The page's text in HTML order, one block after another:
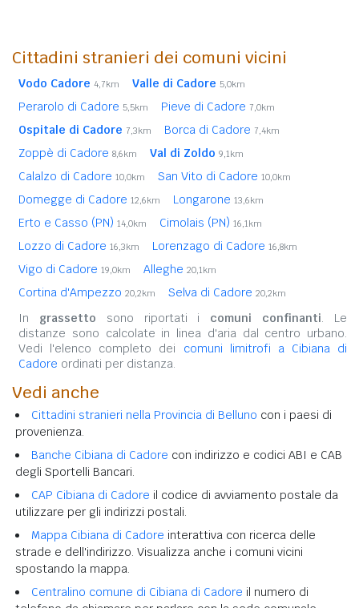
Cittadini stranieri dei comuni vicini
Vodo Cadore 4,7km Valle di Cadore 5,0km
Perarolo di Cadore 5,5km Pieve di Cadore 7,0km
Ospitale di Cadore 7,3km Borca di Cadore 7,4km
Zoppè di Cadore 8,6km Val di Zoldo 9,1km
Calalzo di Cadore 10,0km San Vito di Cadore 10,0km
Domegge di Cadore 12,6km Longarone 13,6km
Erto e Casso (PN) 14,0km Cimolais (PN) 16,1km
Lozzo di Cadore 16,3km Lorenzago di Cadore 16,8km
Vigo di Cadore 19,0km Alleghe 20,1km
Cortina d'Ampezzo 20,2km Selva di Cadore 20,2km
In grassetto sono riportati i comuni confinanti. Le
distanze sono calcolate in linea d'aria dal centro urbano.
Vedi l'elenco completo dei comuni limitrofi a Cibiana di
Cadore ordinati per distanza.
Vedi anche
Cittadini stranieri nella Provincia di Belluno con i paesi di
provenienza.
Banche Cibiana di Cadore con indirizzo e codici ABI e CAB
degli Sportelli Bancari.
CAP Cibiana di Cadore il codice di avviamento postale da
utilizzare per gli indirizzi postali.
Mappa Cibiana di Cadore interattiva con ricerca delle
strade e dell'indirizzo. Visualizza anche i comuni vicini
spostando la mappa.
Centralino comune di Cibiana di Cadore il numero di